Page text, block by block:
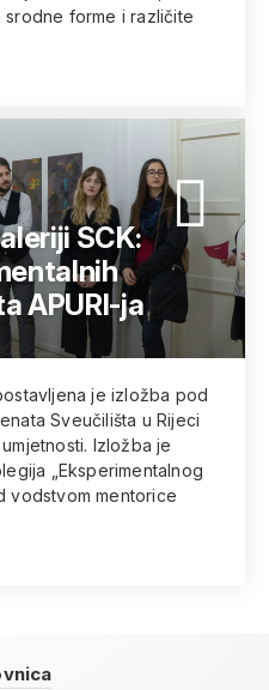
srodne forme i različite
SCK:
APURI-ja
je izložba pod
Sveučilišta u Rijeci
Izložba je
„Eksperimentalnog
vodstvom mentorice